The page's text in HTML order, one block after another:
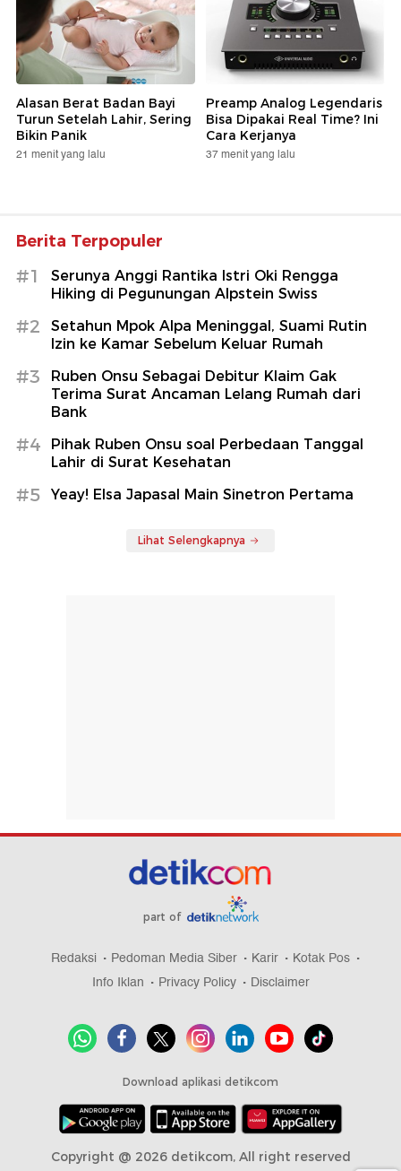
Alasan Berat Badan Bayi
Turun Setelah Lahir, Sering
Bikin Panik
21 menit yang lalu
Preamp Analog Legendaris
Bisa Dipakai Real Time? Ini
Cara Kerjanya
37 menit yang lalu
Berita Terpopuler
#1
Serunya Anggi Rantika Istri Oki Rengga
Hiking di Pegunungan Alpstein Swiss
#2
Setahun Mpok Alpa Meninggal, Suami Rutin
Izin ke Kamar Sebelum Keluar Rumah
#3
Ruben Onsu Sebagai Debitur Klaim Gak
Terima Surat Ancaman Lelang Rumah dari
Bank
#4
Pihak Ruben Onsu soal Perbedaan Tanggal
Lahir di Surat Kesehatan
#5 Yeay! Elsa Japasal Main Sinetron Pertama
Lihat Selengkapnya
part of
Redaksi Pedoman Media Siber Karir
Kotak Pos
Info Iklan
Privacy Policy Disclaimer
Download aplikasi detikcom
Copyright @ 2026 detikcom, All right reserved